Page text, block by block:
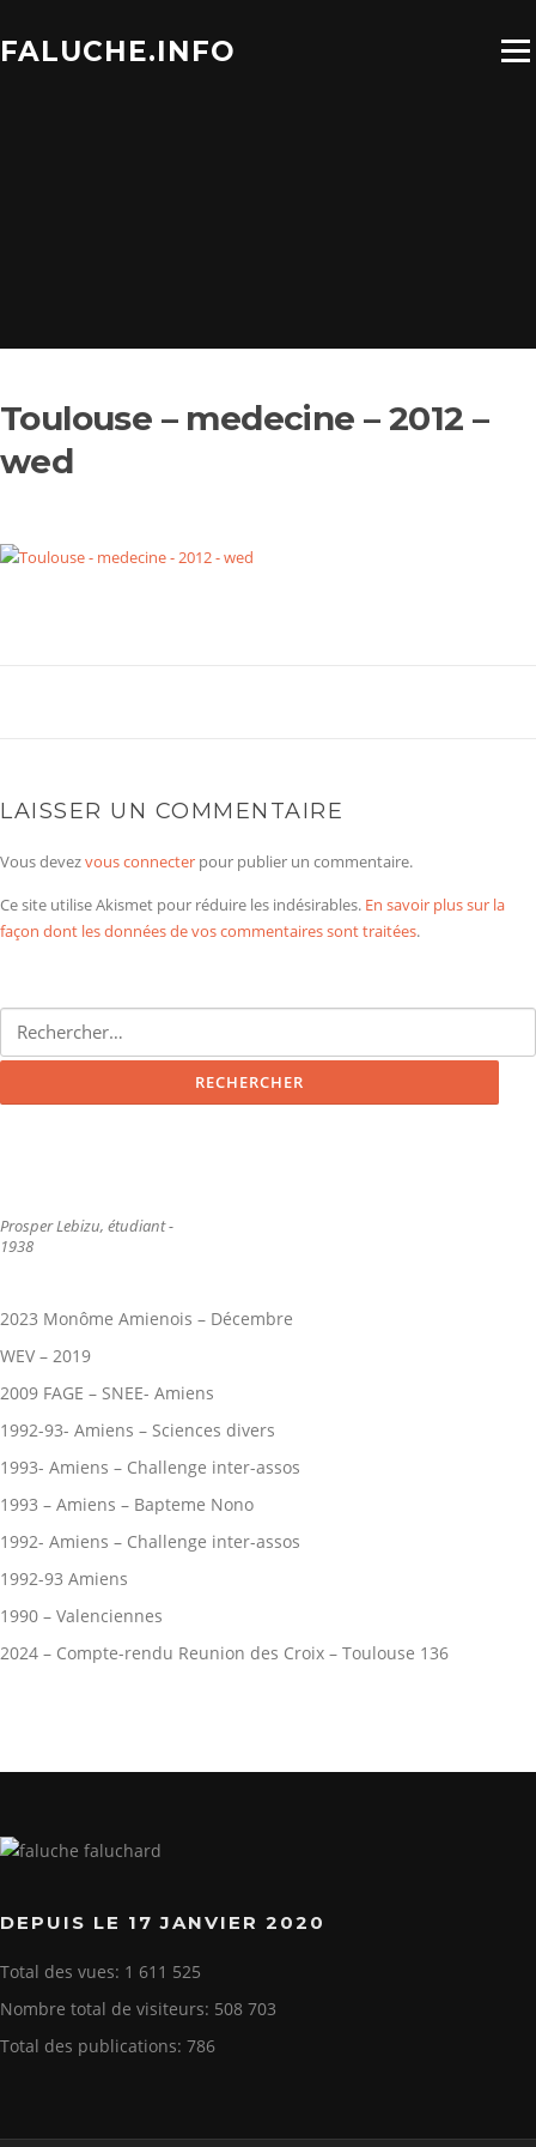
au
contenu
FALUCHE.INFO Menu
Toulouse – medecine – 2012 –
wed
LAISSER UN COMMENTAIRE
Vous devezvous connecter pour publier un commentaire.
Ce site utilise Akismet pour réduire les indésirables. En savoir plus sur la
façon dont les données de vos commentaires sont traitées.
Rechercher :
Prosper Lebizu, étudiant -
1938
2023 Monôme Amienois – Décembre
WEV – 2019
2009 FAGE – SNEE- Amiens
1992-93- Amiens – Sciences divers
1993- Amiens – Challenge inter-assos
1993 – Amiens – Bapteme Nono
1992- Amiens – Challenge inter-assos
1992-93 Amiens
1990 – Valenciennes
2024 – Compte-rendu Reunion des Croix – Toulouse 136
DEPUIS LE 17 JANVIER 2020
Total des vues: 1 611 525
Nombre total de visiteurs: 508 703
Total des publications: 786